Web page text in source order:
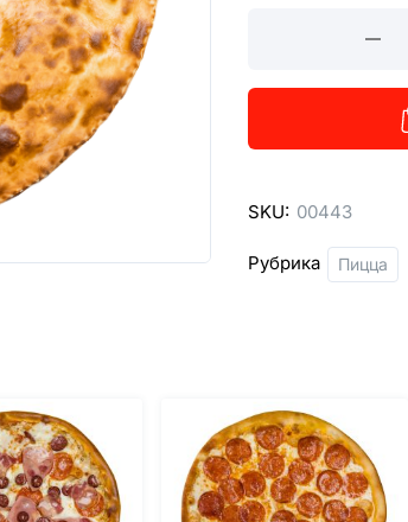
томленой
кол-
SKU: 00443
Рубрика Пицца